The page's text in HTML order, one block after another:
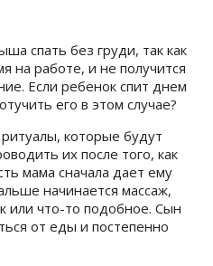
спать без груди, так как
на работе, и не получится
Если ребенок спит днем
его в этом случае?
которые будут
их после того, как
мама сначала дает ему
начинается массаж,
или что-то подобное. Сын
от еды и постепенно